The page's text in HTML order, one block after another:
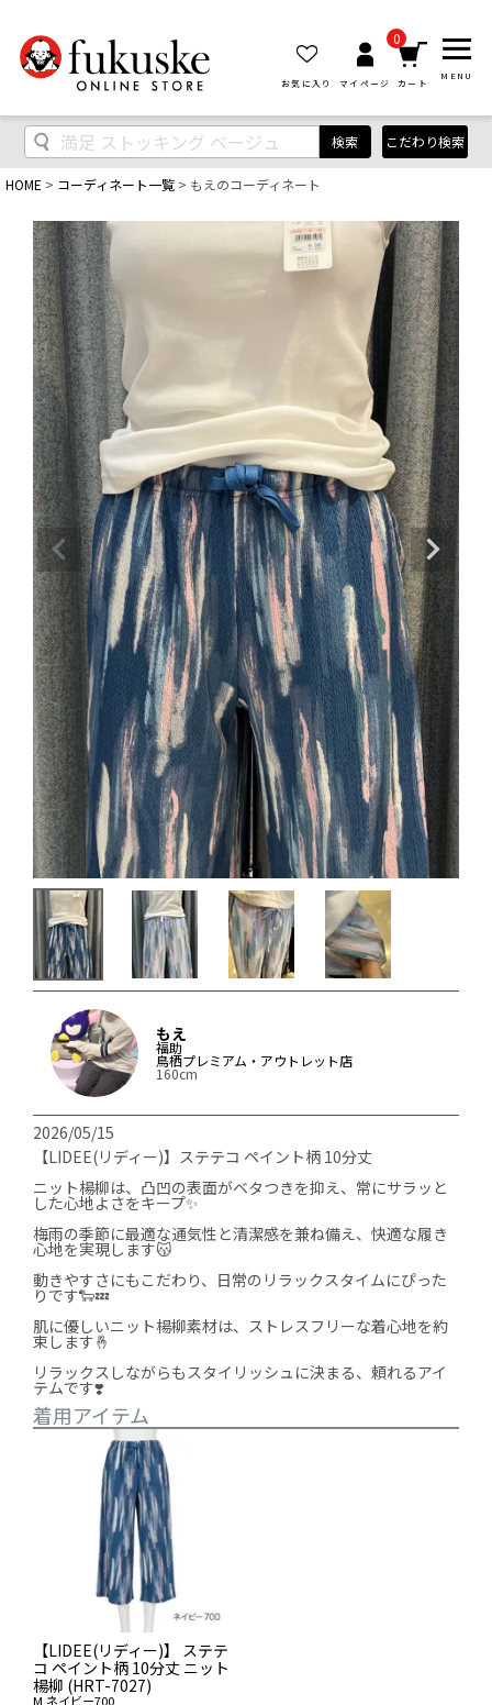
お気に入り マイページ
0
カート
MENU
検索 こだわり検索
HOME コーディネート一覧 もえのコーディネート
もえ
福助
鳥栖プレミアム・アウトレット店
160cm
2026/05/15
【LIDEE(リディー)】ステテコ ペイント柄 10分丈
ニット楊柳は、凸凹の表面がベタつきを抑え、常にサラッと
した心地よさをキープ✨️
梅雨の季節に最適な通気性と清潔感を兼ね備え、快適な履き
心地を実現します😽
動きやすさにもこだわり、日常のリラックスタイムにぴった
りです🐑💤
肌に優しいニット楊柳素材は、ストレスフリーな着心地を約
束します🤞
リラックスしながらもスタイリッシュに決まる、頼れるアイ
着用アイテム
【LIDEE(リディー)】 ステテ
コ ペイント柄 10分丈 ニット
楊柳 (HRT-7027)
M ネイビー700